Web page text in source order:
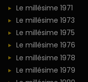
Le millésime 1971
Le millésime 1973
Le millésime 1975
Le millésime 1976
Le millésime 1978
Le millésime 1979